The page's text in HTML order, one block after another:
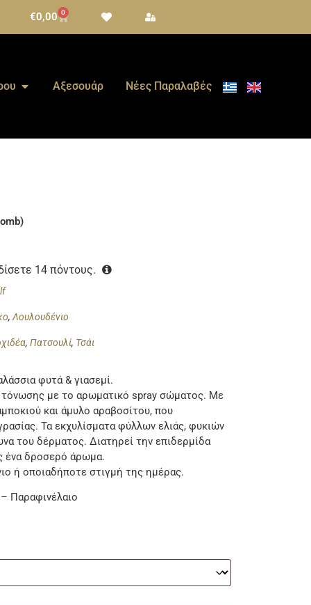
€0,00 0
Αξεσουάρ Νέες Παραλαβές
14 πόντους.
,Λουλουδένιο
,Πατσουλί, Τσάι
φυτά & γιασεμί.
τόνωσης με το αρωματικό spray σώματος. Με
και άμυλο αραβοσίτου, που
Τα εκχυλίσματα φύλλων ελιάς, φυκιών
του δέρματος. Διατηρεί την επιδερμίδα
ένα δροσερό άρωμα.
ή οποιαδήποτε στιγμή της ημέρας.
Παραφινέλαιο